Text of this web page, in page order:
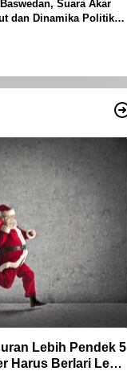
Suara Akar
dan Dinamika Politik
Lebih Pendek 5
Harus Berlari Lebih